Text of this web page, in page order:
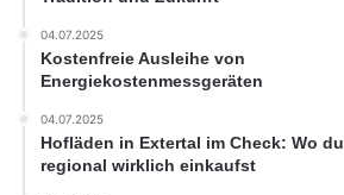
04.07.2025
Kostenfreie Ausleihe von
Energiekostenmessgeräten
04.07.2025
Hofläden in Extertal im Check: Wo du
regional wirklich einkaufst